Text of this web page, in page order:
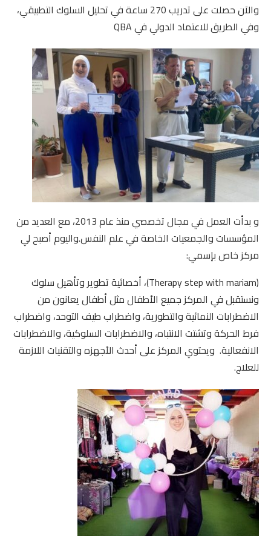
والآن حصلت على تدريب 270 ساعة في تحليل السلوك التطبيقي،
وفي الطريق للاعتماد الدولي في QBA
و بدأت العمل في مجال تخصصي منذ عام 2013، مع العديد من
المؤسسات والجمعيات الخاصة في علم النفس.واليوم أصبح لي
مركز خاص بإسمي:
(Therapy step with mariam)، أخصائية تطوير وتأهيل سلوك
ونستقبل في المركز جميع الأطفال مثل أطفال يعانون من
الاضطرابات النمائية والتطورية، واضطراب طيف التوحد، واضطراب
فرط الحركة وتشتت الانتباه، والاضطرابات السلوكية، والاضطرابات
الانفعالية. ويحتوي المركز على أحدث الأجهزه والتقنيات اللازمة
للعلاج.